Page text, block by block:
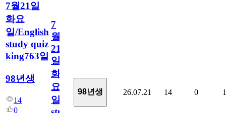
7월21일
화요
일/English
study quiz
king763일
98년생
14
0
7
월
21
일
화
요
일/English
98년생 26.07.21 14 0 1